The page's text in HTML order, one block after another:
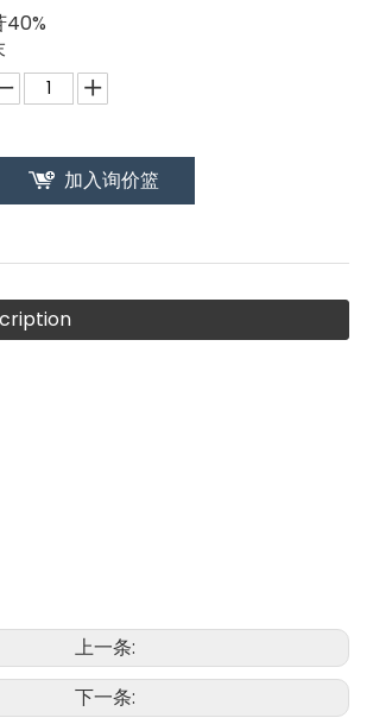
40%
加入询价篮
上一条:
下一条: